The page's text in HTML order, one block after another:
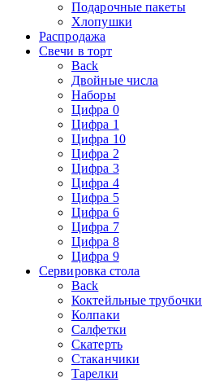
Подарочные пакеты
Хлопушки
Распродажа
Свечи в торт
Back
Двойные числа
Наборы
Цифра 0
Цифра 1
Цифра 10
Цифра 2
Цифра 3
Цифра 4
Цифра 5
Цифра 6
Цифра 7
Цифра 8
Цифра 9
Сервировка стола
Back
Коктейльные трубочки
Колпаки
Салфетки
Скатерть
Стаканчики
Тарелки